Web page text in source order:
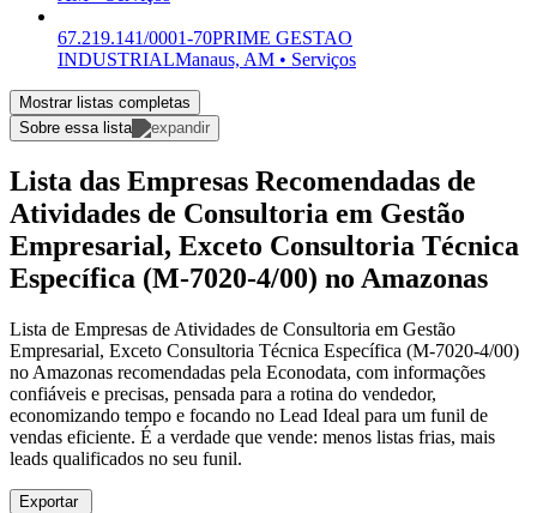
67.219.141/0001-70PRIME GESTAO
INDUSTRIALManaus, AM • Serviços
Mostrar listas completas
Sobre essa lista
Lista das Empresas Recomendadas de
Atividades de Consultoria em Gestão
Empresarial, Exceto Consultoria Técnica
Específica (M-7020-4/00) no Amazonas
Lista de Empresas de Atividades de Consultoria em Gestão
Empresarial, Exceto Consultoria Técnica Específica (M-7020-4/00)
no Amazonas recomendadas pela Econodata, com informações
confiáveis e precisas, pensada para a rotina do vendedor,
economizando tempo e focando no Lead Ideal para um funil de
vendas eficiente. É a verdade que vende: menos listas frias, mais
leads qualificados no seu funil.
Exportar